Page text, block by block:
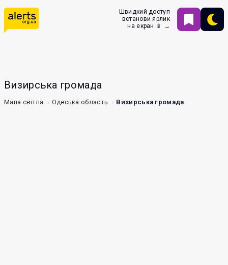
Швидкий доступ
встанови ярлик
на екран 📱 →
Визирська громада
Мапа світла Одеська область Визирська громада